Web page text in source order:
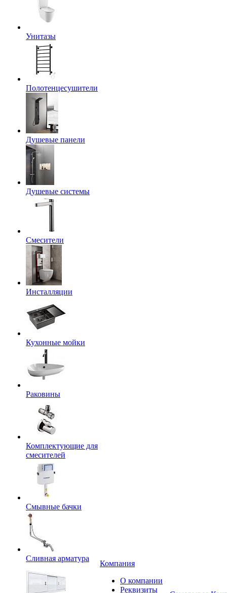
Унитазы
Полотенцесушители
Душевые панели
Душевые системы
Смесители
Инсталляции
Кухонные мойки
Раковины
Комплектующие для
смесителей
Смывные бачки
Сливная арматура
Компания
О компании
Реквизиты